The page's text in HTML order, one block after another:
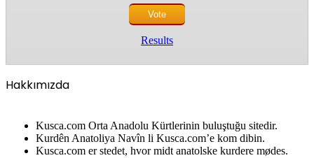
Results
Hakkımızda
Kusca.com Orta Anadolu Kürtlerinin buluştuğu sitedir.
Kurdên Anatoliya Navîn li Kusca.com’e kom dibin.
Kusca.com er stedet, hvor midt anatolske kurdere mødes.